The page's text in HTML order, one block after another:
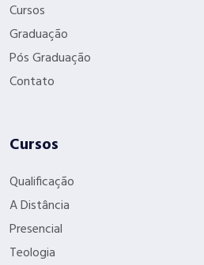
Cursos
Graduação
Pós Graduação
Contato
Cursos
Qualificação
A Distância
Presencial
Teologia